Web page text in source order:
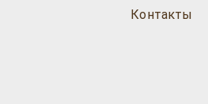
Контакты